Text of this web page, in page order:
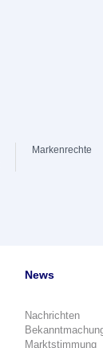
Markenrechte
News
Nachrichten
Marktstimmung